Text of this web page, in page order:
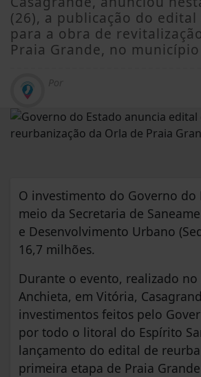
(26), a publicação do
para a obra de
Praia Grande, no
Por
O investimento do Governo do
meio da Secretaria de
e Desenvolvimento Urbano
16,7 milhões.
Durante o evento, realizado no
Anchieta, em Vitória,
investimentos feitos pelo
por todo o litoral do Espírito
lançamento do edital de
primeira etapa de Praia